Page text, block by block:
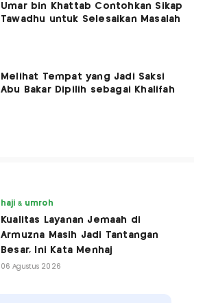
Umar bin Khattab Contohkan Sikap
Tawadhu untuk Selesaikan Masalah
Melihat Tempat yang Jadi Saksi
Abu Bakar Dipilih sebagai Khalifah
haji & umroh
Kualitas Layanan Jemaah di
Armuzna Masih Jadi Tantangan
Besar, Ini Kata Menhaj
06 Agustus 2026